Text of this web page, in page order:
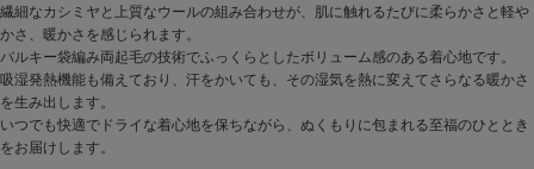
繊細なカシミヤと上質なウールの組み合わせが、肌に触れるたびに柔らかさと軽や
かさ、暖かさを感じられます。
バルキー袋編み両起毛の技術でふっくらとしたボリューム感のある着心地です。
吸湿発熱機能も備えており、汗をかいても、その湿気を熱に変えてさらなる暖かさ
を生み出します。
いつでも快適でドライな着心地を保ちながら、ぬくもりに包まれる至福のひととき
をお届けします。